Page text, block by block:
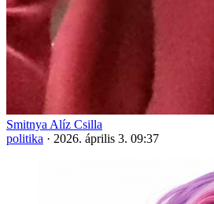
Smitnya Alíz Csilla
politika · 2026. április 3. 09:37